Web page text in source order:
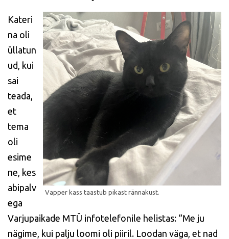
Kateri
na oli
üllatun
ud, kui
sai
teada,
et
tema
oli
esime
ne, kes
abipalv
ega
Varjupaikade MTÜ infotelefonile helistas: “Me ju
nägime, kui palju loomi oli piiril. Loodan väga, et nad